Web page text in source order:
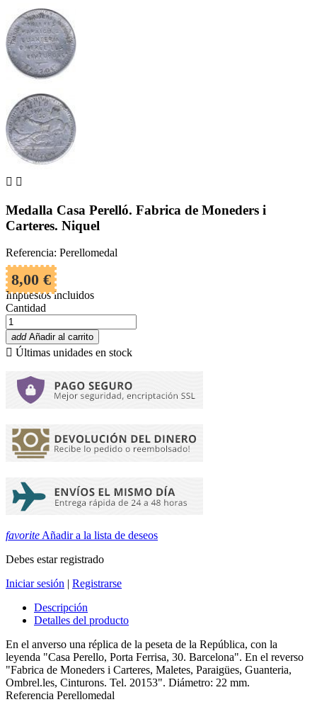
 
Medalla Casa Perelló. Fabrica de Moneders i
Carteres. Niquel
Referencia: Perellomedal
8,00 €
Impuestos incluidos
Cantidad
add Añadir al carrito
 Últimas unidades en stock
favorite Añadir a la lista de deseos
Debes estar registrado
Iniciar sesión | Registrarse
Descripción
Detalles del producto
En el anverso una réplica de la peseta de la República, con la
leyenda "Casa Perello, Porta Ferrisa, 30. Barcelona". En el reverso
"Fabrica de Moneders i Carteres, Maletes, Paraigües, Guanteria,
Ombrel.les, Cinturons. Tel. 20153". Diámetro: 22 mm.
Referencia Perellomedal